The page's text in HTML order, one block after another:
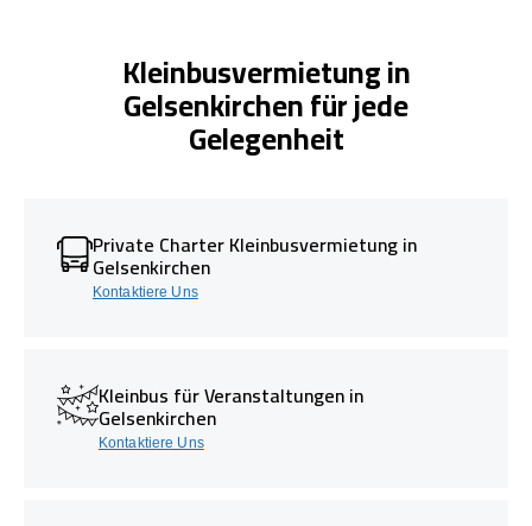
Kleinbusvermietung in
Gelsenkirchen für jede
Gelegenheit
Private Charter Kleinbusvermietung in
Gelsenkirchen
Kontaktiere Uns
Kleinbus für Veranstaltungen in
Gelsenkirchen
Kontaktiere Uns